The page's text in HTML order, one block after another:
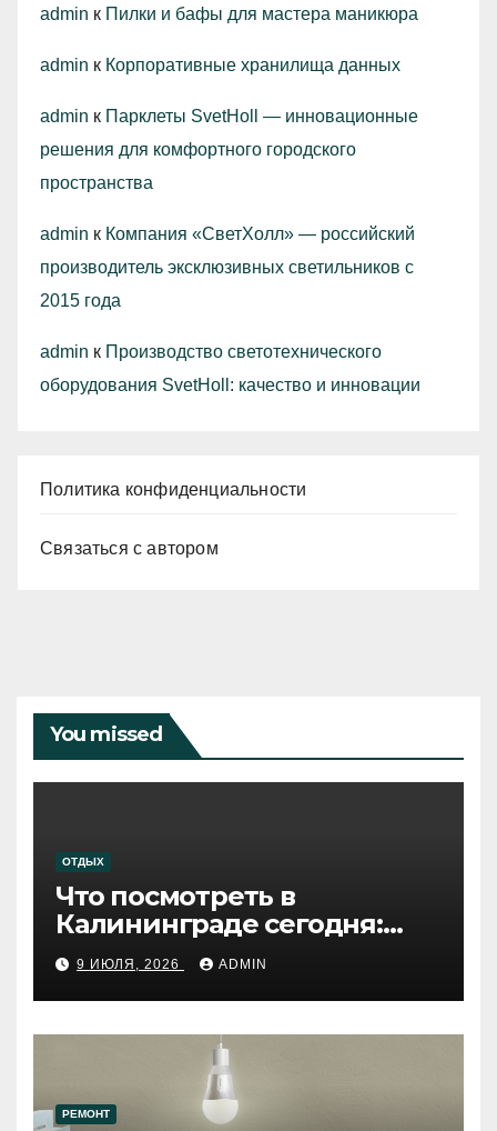
admin к Пилки и бафы для мастера маникюра
admin к Корпоративные хранилища данных
admin к Парклеты SvetHoll — инновационные
решения для комфортного городского
пространства
admin к Компания «СветХолл» — российский
производитель эксклюзивных светильников с
2015 года
admin к Производство светотехнического
оборудования SvetHoll: качество и инновации
Политика конфиденциальности
Связаться с автором
You missed
ОТДЫХ
Что посмотреть в
Калининграде сегодня:
путеводитель по самому
западному городу России
9 ИЮЛЯ, 2026 ADMIN
РЕМОНТ